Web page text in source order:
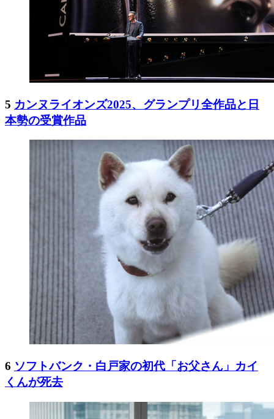
5 カンヌライオンズ2025、グランプリ全作品と日
本勢の受賞作品
6 ソフトバンク・白戸家の初代「お父さん」カイ
くんが死去